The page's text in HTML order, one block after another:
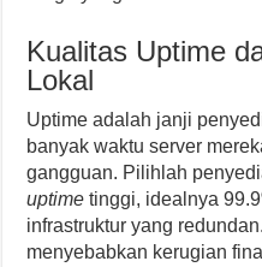
Kualitas Uptime
Lokal
Uptime adalah janji
banyak waktu server
gangguan. Pilihlah
uptime tinggi, idealnya
infrastruktur yang
menyebabkan kerugian